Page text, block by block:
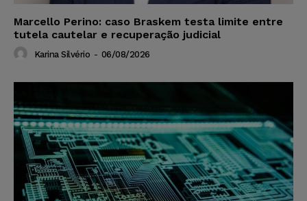
Marcello Perino: caso Braskem testa limite entre
tutela cautelar e recuperação judicial
Karina Silvério - 06/08/2026